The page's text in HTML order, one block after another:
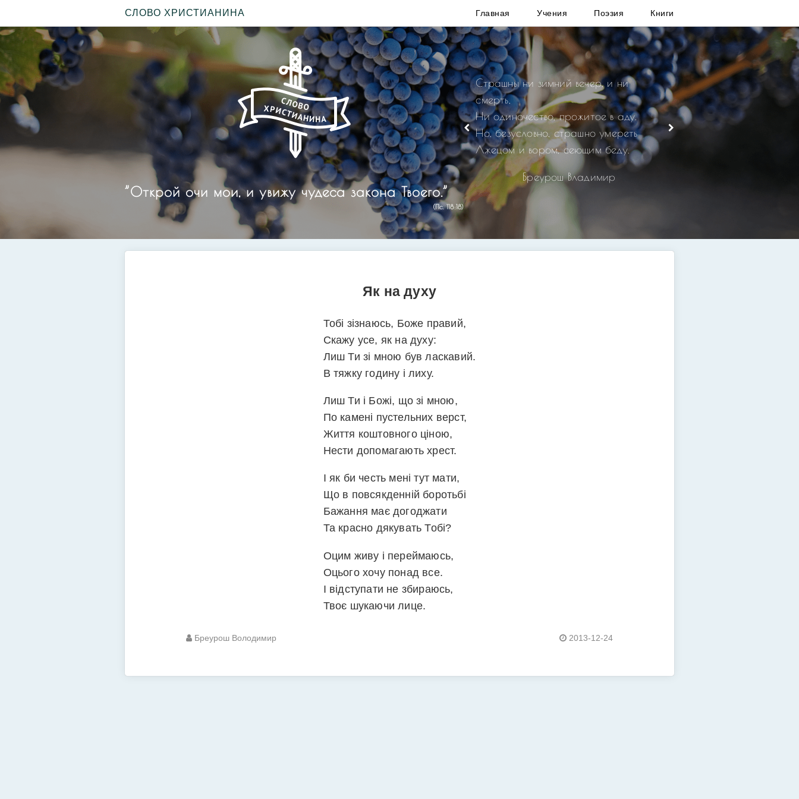
”Открой очи мои, и увижу чудеса закона Твоего.”
(Пс. 118:18)
Страшны ни зимний вечер, и ни
смерть,
Ни одиночество, прожитое в аду.
Но, безусловно, страшно умереть
Лжецом и вором, сеющим беду.
Бреурош Владимир
СЛОВО ХРИСТИАНИНА Главная Учения Поэзия Книги
Як на духу
Тобі зізнаюсь, Боже правий,
Скажу усе, як на духу:
Лиш Ти зі мною був ласкавий.
В тяжку годину і лиху.
Лиш Ти і Божі, що зі мною,
По камені пустельних верст,
Життя коштовного ціною,
Нести допомагають хрест.
І як би честь мені тут мати,
Що в повсякденній боротьбі
Бажання має догоджати
Та красно дякувать Тобі?
Оцим живу і переймаюсь,
Оцього хочу понад все.
І відступати не збираюсь,
Твоє шукаючи лице.
Бреурош Володимир 2013-12-24